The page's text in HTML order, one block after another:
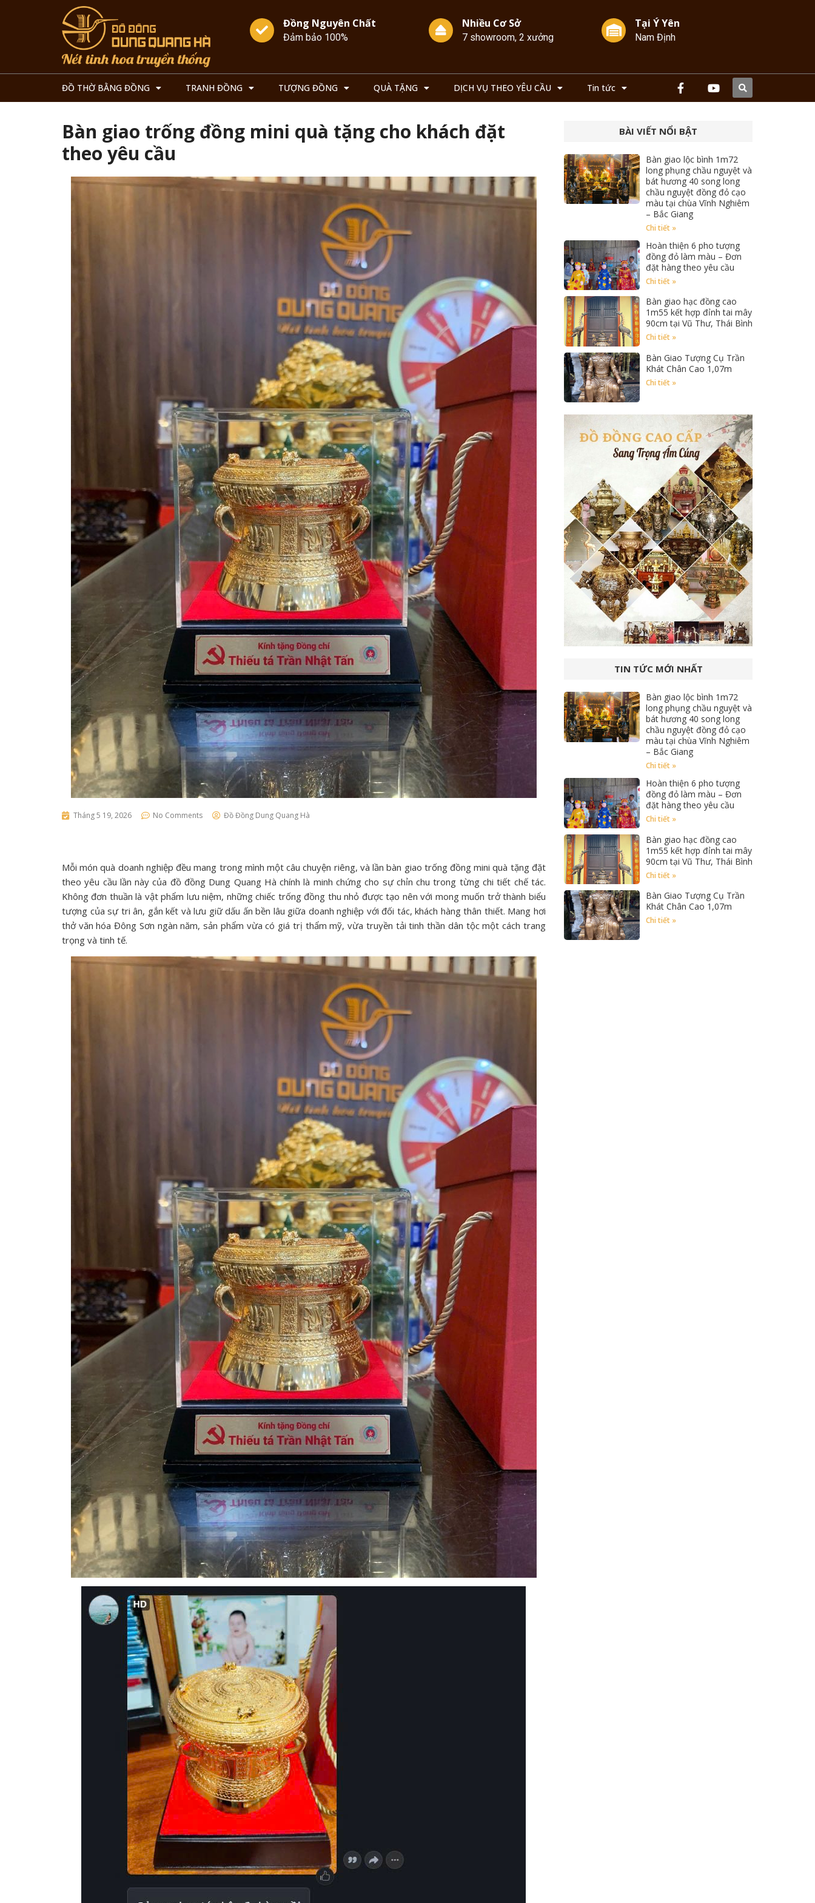
Đồng Nguyên Chất
Đảm bảo 100%
Nhiều Cơ Sở
7 showroom, 2 xưởng
Tại Ý Yên
Nam Định
ĐỒ THỜ BẰNG ĐỒNG TRANH ĐỒNG TƯỢNG ĐỒNG QUÀ TẶNG DỊCH VỤ THEO YÊU CẦU Tin tức
Bàn giao trống đồng mini quà tặng cho khách đặt
theo yêu cầu
Tháng 5 19, 2026 No Comments Đồ Đồng Dung Quang Hà
Mỗi món quà doanh nghiệp đều mang trong mình một câu chuyện riêng, và lần bàn giao trống đồng mini quà tặng đặt
theo yêu cầu lần này của đồ đồng Dung Quang Hà chính là minh chứng cho sự chỉn chu trong từng chi tiết chế tác.
Không đơn thuần là vật phẩm lưu niệm, những chiếc trống đồng thu nhỏ được tạo nên với mong muốn trở thành biểu
tượng của sự tri ân, gắn kết và lưu giữ dấu ấn bền lâu giữa doanh nghiệp với đối tác, khách hàng thân thiết. Mang hơi
thở văn hóa Đông Sơn ngàn năm, sản phẩm vừa có giá trị thẩm mỹ, vừa truyền tải tinh thần dân tộc một cách trang
trọng và tinh tế.
BÀI VIẾT NỔI BẬT
Bàn giao lộc bình 1m72
long phụng chầu nguyệt và
bát hương 40 song long
chầu nguyệt đồng đỏ cạo
màu tại chùa Vĩnh Nghiêm
– Bắc Giang
Chi tiết »
Hoàn thiện 6 pho tượng
đồng đỏ làm màu – Đơn
đặt hàng theo yêu cầu
Chi tiết »
Bàn giao hạc đồng cao
1m55 kết hợp đỉnh tai mây
90cm tại Vũ Thư, Thái Bình
Chi tiết »
Bàn Giao Tượng Cụ Trần
Khát Chân Cao 1,07m
Chi tiết »
TIN TỨC MỚI NHẤT
Bàn giao lộc bình 1m72
long phụng chầu nguyệt và
bát hương 40 song long
chầu nguyệt đồng đỏ cạo
màu tại chùa Vĩnh Nghiêm
– Bắc Giang
Chi tiết »
Hoàn thiện 6 pho tượng
đồng đỏ làm màu – Đơn
đặt hàng theo yêu cầu
Chi tiết »
Bàn giao hạc đồng cao
1m55 kết hợp đỉnh tai mây
90cm tại Vũ Thư, Thái Bình
Chi tiết »
Bàn Giao Tượng Cụ Trần
Khát Chân Cao 1,07m
Chi tiết »